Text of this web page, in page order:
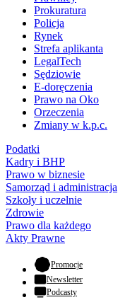
Prokuratura
Policja
Rynek
Strefa aplikanta
LegalTech
Sędziowie
E-doręczenia
Prawo na Oko
Orzeczenia
Zmiany w k.p.c.
Podatki
Kadry i BHP
Prawo w biznesie
Samorząd i administracja
Szkoły i uczelnie
Zdrowie
Prawo dla każdego
Akty Prawne
Promocje- otwiera się
Newsletter
Podcasty